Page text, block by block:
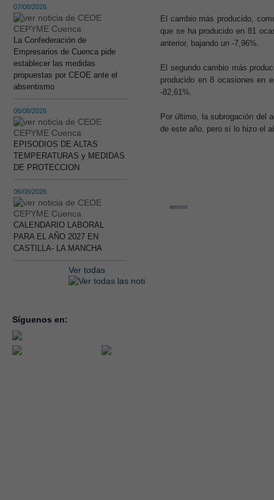
07/08/2026
La Confederación de
Empresarios de Cuenca pide
establecer las medidas
propuestas por CEOE ante el
absentismo
06/08/2026
EPISODIOS DE ALTAS
TEMPERATURAS y MEDIDAS
DE PROTECCION
06/08/2026
CALENDARIO LABORAL
PARA EL AÑO 2027 EN
CASTILLA- LA MANCHA
Ver todas
El cambio más producido,
que se ha producido en 81
anterior, bajando un -7,96%.
El segundo cambio más
producido en 8 ocasiones en
-82,61%.
Por último, la subrogación del
de este año, pero sí lo hizo el
anterior
Síguenos en: